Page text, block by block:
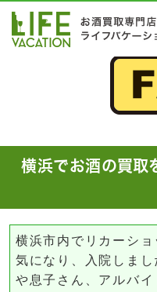
横浜でお酒の買取
横浜市内でリカーシ
気になり、入院しま
や息子さん、アルバ